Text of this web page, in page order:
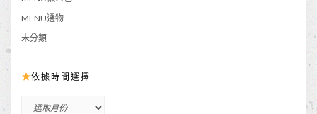
MENU選物
未分類
依據時間選擇